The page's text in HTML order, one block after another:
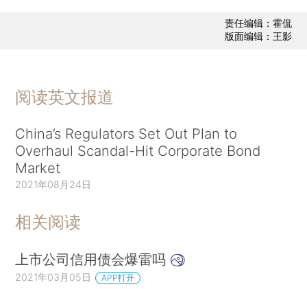
责任编辑：霍侃
版面编辑：王影
阅读英文报道
China’s Regulators Set Out Plan to
Overhaul Scandal-Hit Corporate Bond
Market
2021年08月24日
相关阅读
上市公司信用债会爆雷吗
2021年03月05日 APP打开